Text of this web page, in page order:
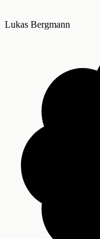
Lukas Bergmann